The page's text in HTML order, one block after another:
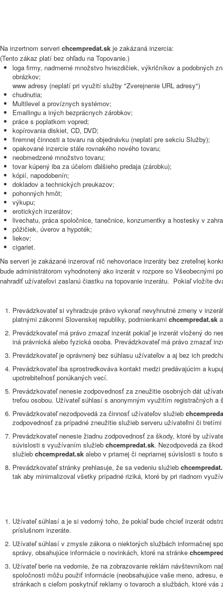
Na inzertnom serveri chcempredat.sk je zakázaná inzercia:
(Tento zákaz platí bez ohľadu na Topovanie.)
loga firmy, nadmerné množstvo hviezdičiek, výkričníkov a podobných
obrázkov;
www adresy (neplatí pri využití služby "Zverejnenie URL adresy")
chudnutia;
Multilevel a províznych systémov;
Emailingu a iných bezprácnych zárobkov;
práce s poplatkom vopred;
kopírovania diskiet, CD, DVD;
firemnej činnosti a tovaru na objednávku (neplatí pre sekciu Služby);
opakované inzercie stále rovnakého nového tovaru;
neobmedzené množstvo tovaru;
tovar kúpený iba za účelom ďalšieho predaja (zárobku);
kópií, napodobenín;
dokladov a technických preukazov;
pohonných hmôt;
výkupu;
erotických inzerátov;
livechatu, práca spoločnice, tanečnice, konzumentky a hostesky v
pôžičiek, úverov a hypoték;
liekov;
cigariet.
Na serveri je zakázané inzerovať nič nehovoriace inzeráty bez zreteľnej
bude administrátorom vyhodnotený ako inzerát v rozpore so Všeobecnými
nahradiť užívateľovi zaslanú čiastku na topovanie inzerátu. Pokiaľ vložíte
Prevádzkovateľ si vyhradzuje právo vykonať nevyhnutné zmeny v
platnými zákonmi Slovenskej republiky, podmienkami chcempredat.sk
Prevádzkovateľ má právo zmazať inzerát pokiaľ je inzerát vložený do
iná právnická alebo fyzická osoba. Prevádzkovateľ má právo zmazať
Prevádzkovateľ je oprávnený bez súhlasu užívateľov a aj bez ich
Prevádzkovateľ iba sprostredkováva kontakt medzi predávajúcim a
upotrebiteľnosť ponúkaných vecí.
Prevádzkovateľ nenesie zodpovednosť za zneužitie osobných dát
treťou osobou. Užívateľ súhlasí s anonymným využitím registračných a
Prevádzkovateľ nezodpovedá za činnosť užívateľov služieb
zodpovednosť za prípadné zneužitie služieb serveru užívateľmi či
Prevádzkovateľ nenesie žiadnu zodpovednosť za škody, ktoré by
súvislosti s využívaním služieb chcempredat.sk. Nezodpovedá za
služieb chcempredat.sk alebo v priamej či nepriamej súvislosti s touto
Prevádzkovateľ stránky prehlasuje, že sa vedeniu služieb
tak aby minimalizoval všetky prípadné riziká, ktoré by pri riadnom
Užívateľ súhlasí a je si vedomý toho, že pokiaľ bude chcieť inzerát
príslušnom inzeráte.
Užívateľ súhlasí v zmysle zákona o niektorých službách informačnej
správy, obsahujúce informácie o novinkách, ktoré na stránke
Užívateľ berie na vedomie, že na zobrazovanie reklám návštevníkom
spoločnosti môžu použiť informácie (neobsahujúce vaše meno,
stránkach s cieľom poskytnúť reklamy o tovaroch a službách, ktoré vás